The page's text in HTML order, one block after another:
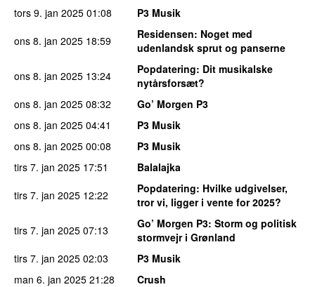
tors 9. jan 2025 01:08
P3 Musik
ons 8. jan 2025 18:59 Residensen: Noget med
udenlandsk sprut og panserne
ons 8. jan 2025 13:24 Popdatering: Dit musikalske
nytårsforsæt?
ons 8. jan 2025 08:32
Go’ Morgen P3
ons 8. jan 2025 04:41
P3 Musik
ons 8. jan 2025 00:08
P3 Musik
tirs 7. jan 2025 17:51
Balalajka
tirs 7. jan 2025 12:22 Popdatering: Hvilke udgivelser,
tror vi, ligger i vente for 2025?
tirs 7. jan 2025 07:13 Go’ Morgen P3: Storm og politisk
stormvejr i Grønland
tirs 7. jan 2025 02:03
P3 Musik
man 6. jan 2025 21:28
Crush